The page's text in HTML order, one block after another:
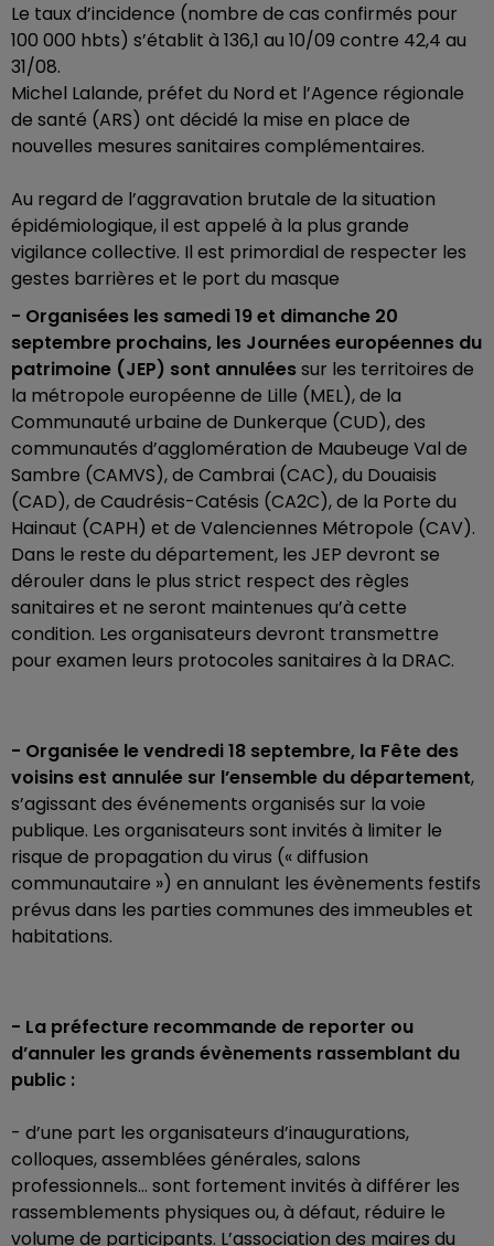
Le taux d’incidence (nombre de cas confirmés pour
100 000 hbts) s’établit à 136,1 au 10/09 contre 42,4 au
31/08.
Michel Lalande, préfet du Nord et l’Agence régionale
de santé (ARS) ont décidé la mise en place de
nouvelles mesures sanitaires complémentaires.
Au regard de l’aggravation brutale de la situation
épidémiologique, il est appelé à la plus grande
vigilance collective. Il est primordial de respecter les
gestes barrières et le port du masque
- Organisées les samedi 19 et dimanche 20
septembre prochains, les Journées européennes du
patrimoine (JEP) sont annuléessur les territoires de
la métropole européenne de Lille (MEL), de la
Communauté urbaine de Dunkerque (CUD), des
communautés d’agglomération de Maubeuge Val de
Sambre (CAMVS), de Cambrai (CAC), du Douaisis
(CAD), de Caudrésis-Catésis (CA2C), de la Porte du
Hainaut (CAPH) et de Valenciennes Métropole (CAV).
Dans le reste du département, les JEP devront se
dérouler dans le plus strict respect des règles
sanitaires et ne seront maintenues qu’à cette
condition. Les organisateurs devront transmettre
pour examen leurs protocoles sanitaires à la DRAC.
- Organisée le vendredi 18 septembre, la Fête des
voisins est annulée sur l’ensemble du département,
s’agissant des événements organisés sur la voie
publique. Les organisateurs sont invités à limiter le
risque de propagation du virus (« diffusion
communautaire ») en annulant les évènements festifs
prévus dans les parties communes des immeubles et
habitations.
- La préfecture recommande de reporter ou
d’annuler les grands évènements rassemblant du
public :
- d’une part les organisateurs d’inaugurations,
colloques, assemblées générales, salons
professionnels… sont fortement invités à différer les
rassemblements physiques ou, à défaut, réduire le
volume de participants. L’association des maires du